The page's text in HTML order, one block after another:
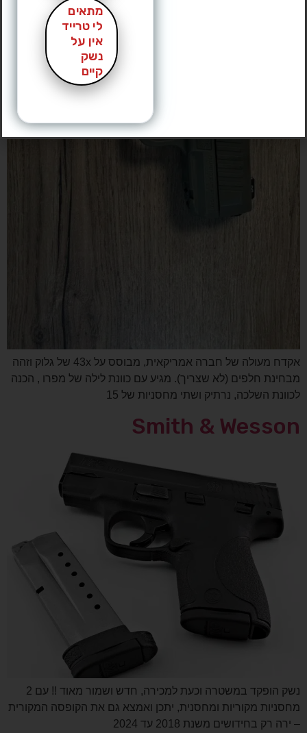
אקדח מעולה של חברה אמריקאית, מבוסס על 43x של גלוק וזהה
מבחינת חלפים (לא שצריך). מגיע עם כוונת לילה של מפרו , הכנה
לכוונת השלכה, נרתיק ושתי מחסניות של 15
Smith & Wesson
נשק הופקד במשטרה וכעת למכירה, חדש ושמור מאוד !! עם 2
מחסניות מקוריות ומחסנית, יתכן ואמצא גם את הקופסה המקורית
– ירה רק בחידושים משנת 2018 עד 2024
מתאים
לי טרייד
אין על
נשק
קיים